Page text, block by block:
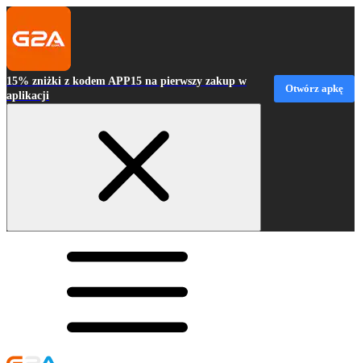
15% zniżki z kodem APP15 na pierwszy zakup w
aplikacji
Otwórz apkę